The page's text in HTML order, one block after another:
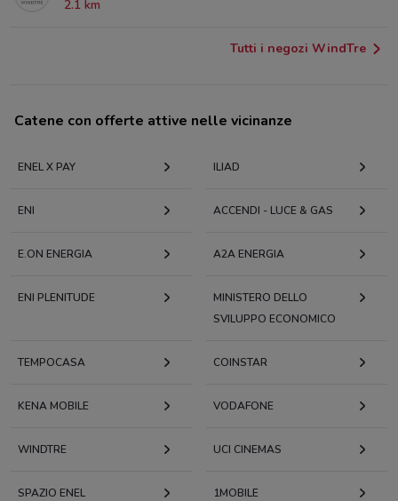
2.1 km
Tutti i negozi WindTre
Catene con offerte attive nelle vicinanze
ENEL X PAY ILIAD
ENI ACCENDI - LUCE & GAS
E.ON ENERGIA A2A ENERGIA
ENI PLENITUDE
MINISTERO DELLO
SVILUPPO ECONOMICO
TEMPOCASA COINSTAR
KENA MOBILE VODAFONE
WINDTRE UCI CINEMAS
SPAZIO ENEL 1MOBILE